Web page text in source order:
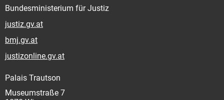
Bundesministerium für Justiz
justiz.gv.at
bmj.gv.at
justizonline.gv.at
Palais Trautson
Museumstraße 7